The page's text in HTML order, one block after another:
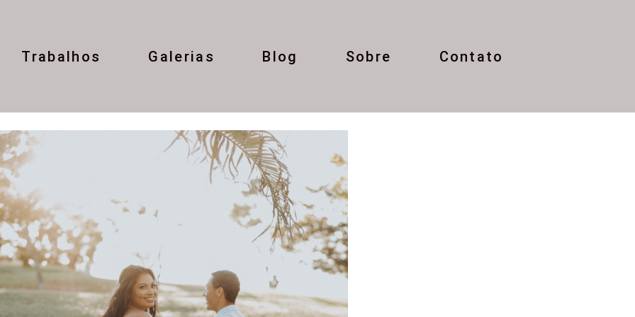
Trabalhos Galerias Blog Sobre Contato